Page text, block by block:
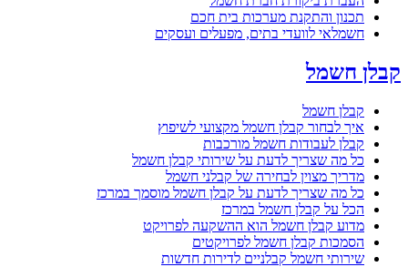
תכנון והתקנת מערכות בית חכם
חשמלאי לוועדי בתים, מפעלים ועסקים
קבלן חשמל
קבלן חשמל
איך לבחור קבלן חשמל מקצועי לשיפוץ
קבלן לעבודות חשמל מורכבות
כל מה שצריך לדעת על שירותי קבלן חשמל
מדריך מצוין לבחירה של קבלני חשמל
כל מה שצריך לדעת על קבלן חשמל מוסמך במרכז
הכל על קבלן חשמל במרכז
מדוע קבלן חשמל הוא ההשקעה לפרויקט
הסמכות קבלן חשמל לפרויקטים
שירותי חשמל קבלניים לדירות חדשות